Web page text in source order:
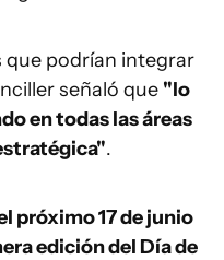
que podrían integrar
señaló que "lo
en todas las áreas
.
próximo 17 de junio
edición del Día de